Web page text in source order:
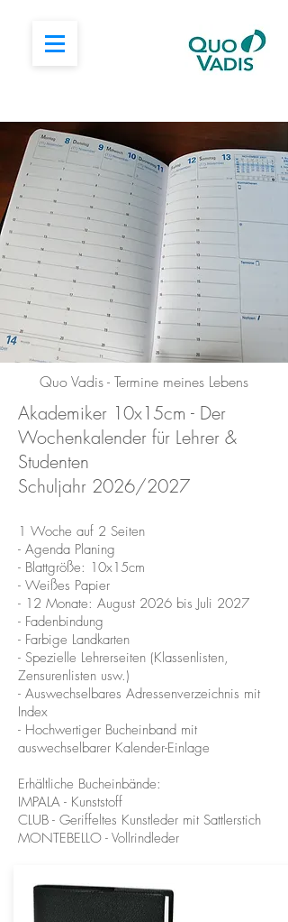
Quo Vadis - Termine meines Lebens
Akademiker 10x15cm - Der
Wochenkalender für Lehrer &
Studenten
Schuljahr 2026/2027
1 Woche auf 2 Seiten
- Agenda Planing
- Blattgröße: 10x15cm
- Weißes Papier
- 12 Monate: August 2026 bis Juli 2027
- Fadenbindung
- Farbige Landkarten
- Spezielle Lehrerseiten (Klassenlisten,
Zensurenlisten usw.)
- Auswechselbares Adressenverzeichnis mit
Index
- Hochwertiger Bucheinband mit
auswechselbarer Kalender-Einlage
Erhältliche Bucheinbände:
IMPALA - Kunststoff
CLUB - Geriffeltes Kunstleder mit Sattlerstich
MONTEBELLO - Vollrindleder